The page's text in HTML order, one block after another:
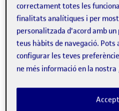
de crèdits, les beques i
per a la formalització de
Dur a terme la prestació
contractats mitjançant
matrícula, fet que
necessàries per dur a
títol enunciatiu, pot
correctament totes les
finalitats analítiques i per
personalitzada d'acord amb
teus hàbits de navegació. Pots
configurar les teves
ne més informació en la nostra